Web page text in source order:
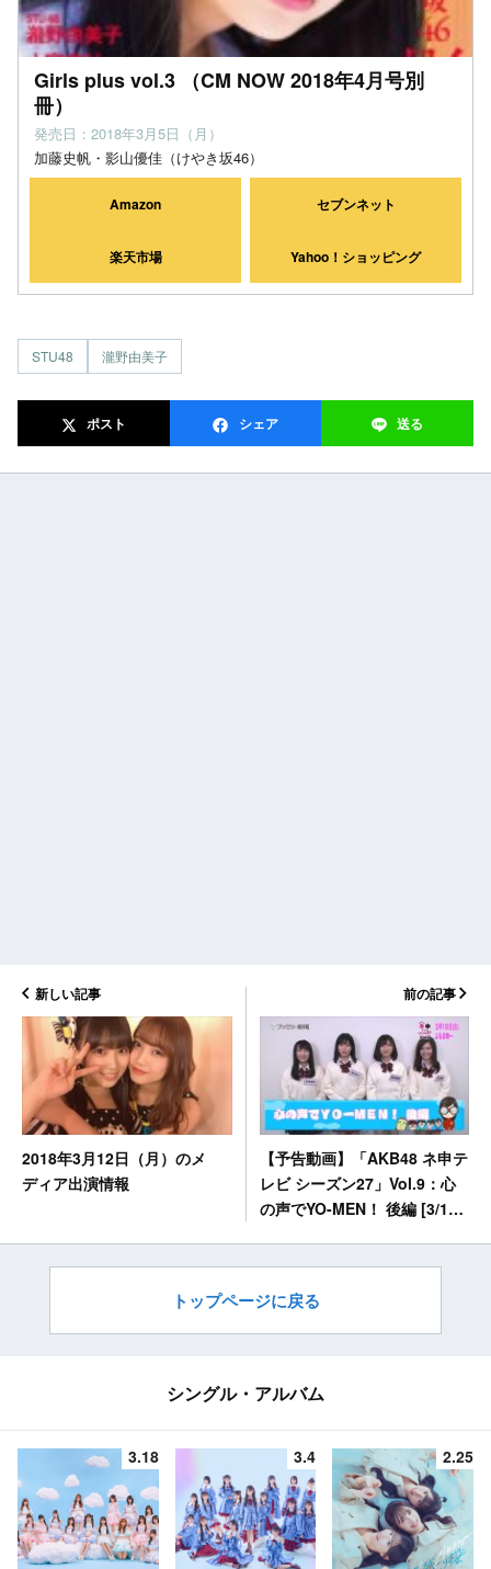
Girls plus vol.3 （CM NOW 2018年4月号別
冊）
発売日：2018年3月5日（月）
加藤史帆・影山優佳（けやき坂46）
Amazon セブンネット
楽天市場 Yahoo！ショッピング
STU48 瀧野由美子
ポスト シェア 送る
新しい記事
2018年3月12日（月）のメ
ディア出演情報
前の記事
【予告動画】「AKB48 ネ申テ
レビ シーズン27」Vol.9：心
の声でYO-MEN！ 後編 [3/18
トップページに戻る
シングル・アルバム
3.18 3.4 2.25